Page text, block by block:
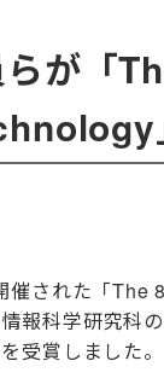
らが「
催された「
報科学研究科
受賞しました。